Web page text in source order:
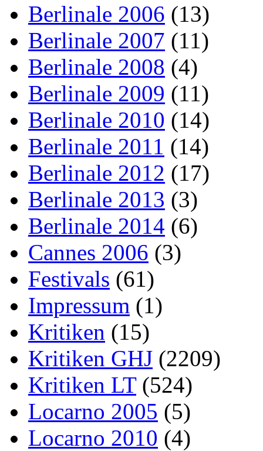
Berlinale 2006 (13)
Berlinale 2007 (11)
Berlinale 2008 (4)
Berlinale 2009 (11)
Berlinale 2010 (14)
Berlinale 2011 (14)
Berlinale 2012 (17)
Berlinale 2013 (3)
Berlinale 2014 (6)
Cannes 2006 (3)
Festivals (61)
Impressum (1)
Kritiken (15)
Kritiken GHJ (2209)
Kritiken LT(524)
Locarno 2005 (5)
Locarno 2010 (4)